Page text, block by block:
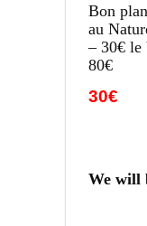
Bon
au
– 30€ le
80€
30€
We will